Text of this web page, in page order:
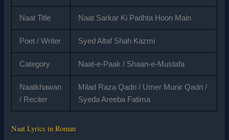
Naat Title Naat Sarkar Ki Padhta Hoon Main
Poet / Writer Syed Altaf Shah Kazmi
Category Naat-e-Paak / Shaan-e-Mustafa
Naatkhawan
/ Reciter
Milad Raza Qadri / Umer Munir Qadri /
Syeda Areeba Fatima
Naat Lyrics in Roman